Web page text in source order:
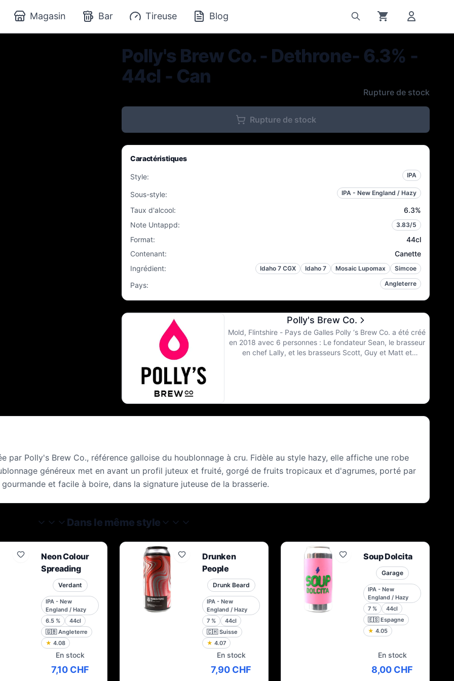
Magasin Bar Tireuse Blog
Polly's Brew Co. - Dethrone- 6.3% -
44cl - Can
Rupture de stock
Rupture de stock
Caractéristiques
Style: IPA
Sous-style: IPA - New England / Hazy
Taux d'alcool: 6.3%
Note Untappd: 3.83/5
Format:
44cl
Contenant:
Canette
Ingrédient: Idaho 7 CGX Idaho 7 Mosaic Lupomax Simcoe
Pays: Angleterre
Polly's Brew Co.
Mold, Flintshire - Pays de Galles Polly ‘s Brew Co. a été créé
en 2018 avec 6 personnes : Le fondateur Sean, le brasseur
en chef Lally, et les brasseurs Scott, Guy et Matt et
par Polly's Brew Co., référence galloise du houblonnage à cru. Fidèle au style hazy, elle affiche une robe
généreux met en avant un profil juteux et fruité, gorgé de fruits tropicaux et d'agrumes, porté par
et facile à boire, dans la signature juteuse de la brasserie.
Dans le même style
Neon Colour
Spreading
Verdant
IPA - New
England / Hazy
6.5 %
44cl
🇬🇧 Angleterre
★ 4.08
En stock
7,10 CHF
Drunken
People
Drunk Beard
IPA - New
England / Hazy
7 %
44cl
🇨🇭 Suisse
★ 4.07
En stock
7,90 CHF
Soup Dolcita
Garage
IPA - New
England / Hazy
7 %
44cl
🇪🇸 Espagne
★ 4.05
En stock
8,00 CHF